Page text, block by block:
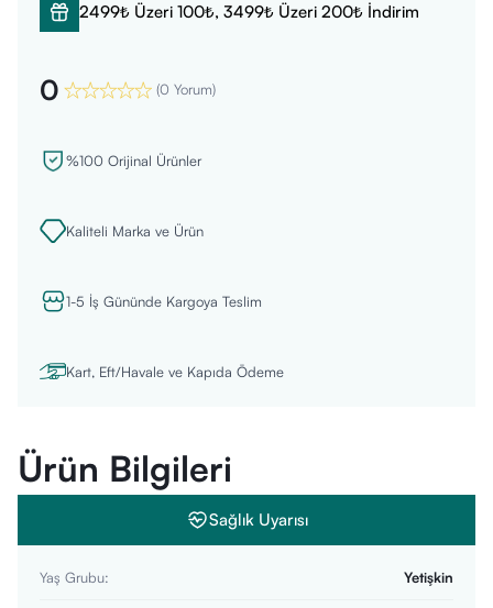
2499₺ Üzeri 100₺, 3499₺ Üzeri 200₺ İndirim
0 (0 Yorum)
%100 Orijinal Ürünler
Kaliteli Marka ve Ürün
1-5 İş Gününde Kargoya Teslim
Kart, Eft/Havale ve Kapıda Ödeme
Ürün Bilgileri
Sağlık Uyarısı
Yaş Grubu: Yetişkin